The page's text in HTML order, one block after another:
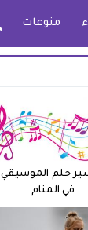
منوعات
حلم الموسيقي
في المنام